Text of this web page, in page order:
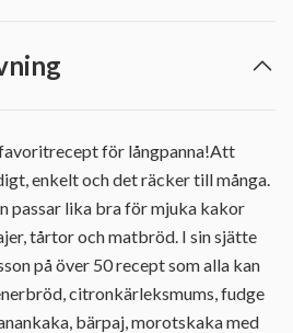
för långpanna!Att
enkelt och det räcker till många.
passar lika bra för mjuka kakor
tårtor och matbröd. I sin sjätte
på över 50 recept som alla kan
citronkärleksmums, fudge
bärpaj, morotskaka med